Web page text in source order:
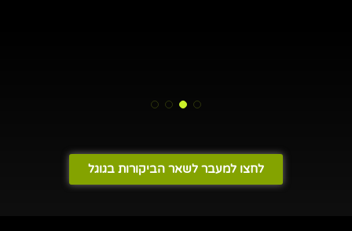
לחצו למעבר לשאר הביקורות בגוגל